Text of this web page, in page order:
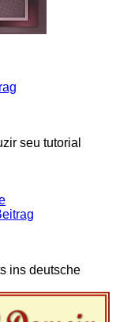
seu tutorial
ins deutsche